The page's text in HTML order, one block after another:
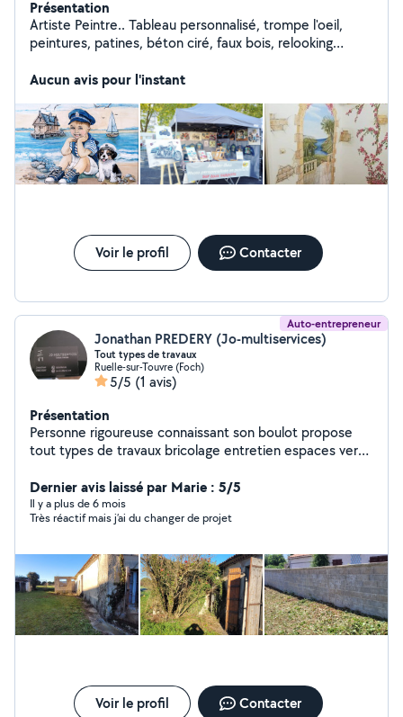
Présentation
Artiste Peintre.. Tableau personnalisé, trompe l'oeil,
peintures, patines, béton ciré, faux bois, relooking
Aucun avis pour l'instant
Voir le profil Contacter
Auto-entrepreneur
Jonathan PREDERY (Jo-multiservices)
Tout types de travaux
Ruelle-sur-Touvre (Foch)
5/5 (1 avis)
Présentation
Personne rigoureuse connaissant son boulot propose
tout types de travaux bricolage entretien espaces vert
demolition etc ....
Dernier avis laissé par Marie : 5/5
Il y a plus de 6 mois
Très réactif mais j’ai du changer de projet
Voir le profil Contacter